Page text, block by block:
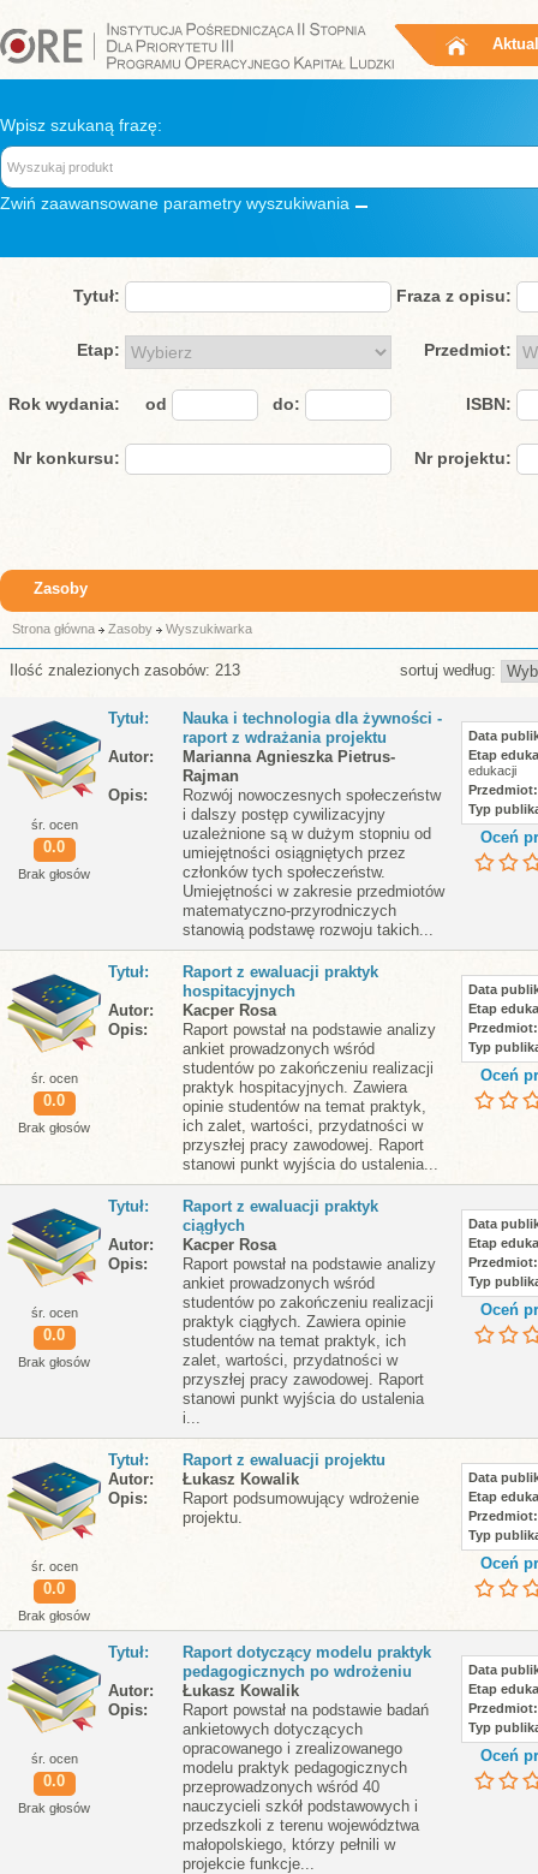
Wpisz szukaną frazę:
Zwiń zaawansowane parametry wyszukiwania
Tytuł: Fraza z opisu:
Etap: Przedmiot:
Rok wydania: od do: ISBN:
Nr konkursu: Nr projektu:
Zasoby
Strona główna Zasoby Wyszukiwarka
Ilość znalezionych zasobów: 213 sortuj według:
śr. ocen
0.0
Brak głosów
Tytuł
Nauka i technologia dla żywności -
raport z wdrażania projektu
Autor
Marianna Agnieszka Pietrus-
Rajman
Opis
Rozwój nowoczesnych społeczeństw
i dalszy postęp cywilizacyjny
uzależnione są w dużym stopniu od
umiejętności osiągniętych przez
członków tych społeczeństw.
Umiejętności w zakresie przedmiotów
matematyczno-przyrodniczych
stanowią podstawę rozwoju takich...
Data
Etap
edukacji
Przedmiot
Typ
Oceń
śr. ocen
0.0
Brak głosów
Tytuł
Raport z ewaluacji praktyk
hospitacyjnych
Autor
Kacper Rosa
Opis
Raport powstał na podstawie analizy
ankiet prowadzonych wśród
studentów po zakończeniu realizacji
praktyk hospitacyjnych. Zawiera
opinie studentów na temat praktyk,
ich zalet, wartości, przydatności w
przyszłej pracy zawodowej. Raport
stanowi punkt wyjścia do ustalenia...
Data
Etap
Przedmiot
Typ
Oceń
śr. ocen
0.0
Brak głosów
Tytuł
Raport z ewaluacji praktyk
ciągłych
Autor
Kacper Rosa
Opis
Raport powstał na podstawie analizy
ankiet prowadzonych wśród
studentów po zakończeniu realizacji
praktyk ciągłych. Zawiera opinie
studentów na temat praktyk, ich
zalet, wartości, przydatności w
przyszłej pracy zawodowej. Raport
stanowi punkt wyjścia do ustalenia
i...
Data
Etap
Przedmiot
Typ
Oceń
śr. ocen
0.0
Brak głosów
Tytuł
Raport z ewaluacji projektu
Autor
Łukasz Kowalik
Opis
Raport podsumowujący wdrożenie
projektu.
Data
Etap
Przedmiot
Typ
Oceń
śr. ocen
0.0
Brak głosów
Tytuł
Raport dotyczący modelu praktyk
pedagogicznych po wdrożeniu
Autor
Łukasz Kowalik
Opis
Raport powstał na podstawie badań
ankietowych dotyczących
opracowanego i zrealizowanego
modelu praktyk pedagogicznych
przeprowadzonych wśród 40
nauczycieli szkół podstawowych i
przedszkoli z terenu województwa
małopolskiego, którzy pełnili w
projekcie funkcje...
Data
Etap
Przedmiot
Typ
Oceń